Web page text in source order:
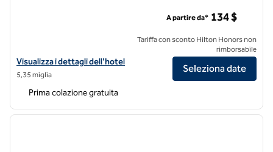
Visualizza i dettagli dell'hotel Home2 Suites by Hilton San Francisco
Visualizza i dettagli dell'hotel
5,35 miglia
A partire da* 134 $
Tariffa con sconto Hilton Honors non
rimborsabile
Seleziona date
Prima colazione gratuita
1 di 12